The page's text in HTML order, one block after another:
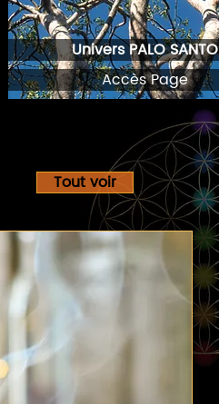
Tout voir
Univers PALO SANTO
Accès Page